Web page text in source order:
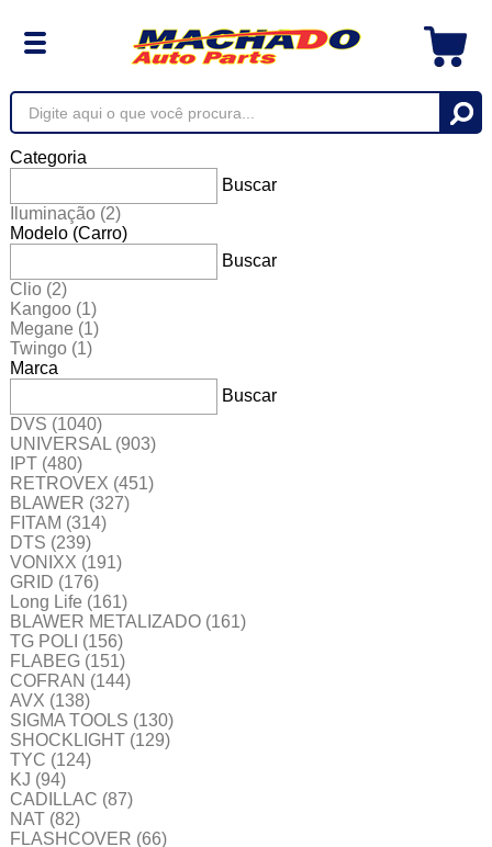
Categoria
Buscar
Iluminação (2)
Modelo (Carro)
Buscar
Clio (2)
Kangoo (1)
Megane (1)
Twingo (1)
Marca
Buscar
DVS (1040)
UNIVERSAL (903)
IPT (480)
RETROVEX (451)
BLAWER (327)
FITAM (314)
DTS (239)
VONIXX (191)
GRID (176)
Long Life (161)
BLAWER METALIZADO (161)
TG POLI (156)
FLABEG (151)
COFRAN (144)
AVX (138)
SIGMA TOOLS (130)
SHOCKLIGHT (129)
TYC (124)
KJ (94)
CADILLAC (87)
NAT (82)
FLASHCOVER (66)